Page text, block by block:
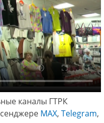
каналы ГТРК
МАХ, Telegram,